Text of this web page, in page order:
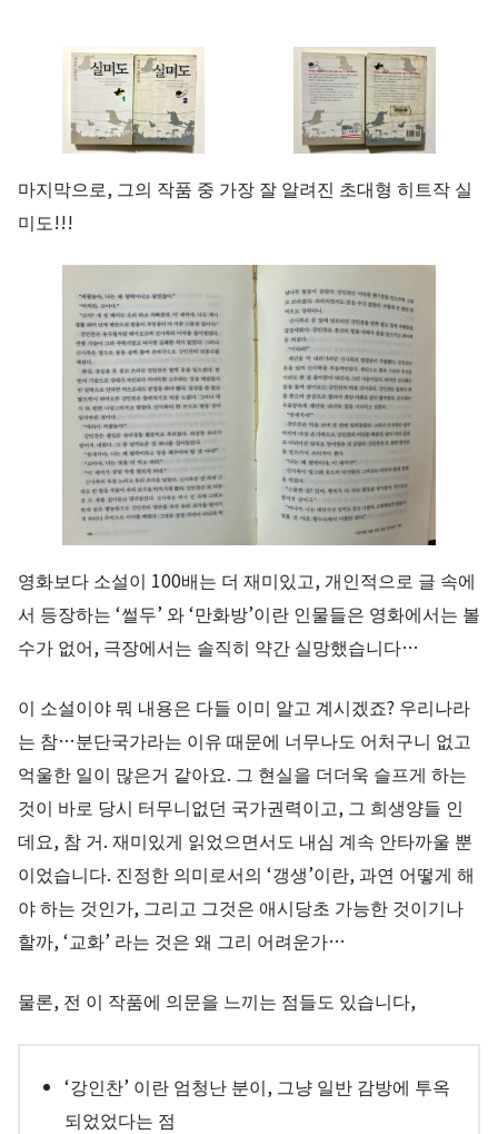
마지막으로, 그의 작품 중 가장 잘 알려진 초대형 히트작 실
미도!!!
영화보다 소설이 100배는 더 재미있고, 개인적으로 글 속에
서 등장하는 ‘썰두’ 와 ‘만화방’이란 인물들은 영화에서는 볼
수가 없어, 극장에서는 솔직히 약간 실망했습니다…
이 소설이야 뭐 내용은 다들 이미 알고 계시겠죠? 우리나라
는 참…분단국가라는 이유 때문에 너무나도 어처구니 없고
억울한 일이 많은거 같아요. 그 현실을 더더욱 슬프게 하는
것이 바로 당시 터무니없던 국가권력이고, 그 희생양들 인
데요, 참 거. 재미있게 읽었으면서도 내심 계속 안타까울 뿐
이었습니다. 진정한 의미로서의 ‘갱생’이란, 과연 어떻게 해
야 하는 것인가, 그리고 그것은 애시당초 가능한 것이기나
할까, ‘교화’ 라는 것은 왜 그리 어려운가…
물론, 전 이 작품에 의문을 느끼는 점들도 있습니다,
‘강인찬’ 이란 엄청난 분이, 그냥 일반 감방에 투옥
되었었다는 점